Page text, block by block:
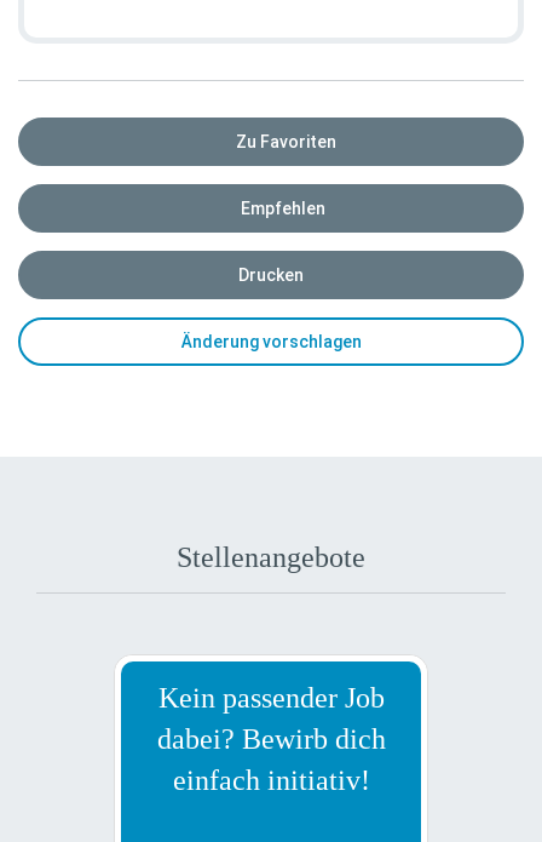
Zu Favoriten
Empfehlen
Drucken
Änderung vorschlagen
Stellenangebote
Kein passender Job
dabei? Bewirb dich
einfach initiativ!